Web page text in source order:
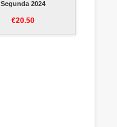
Segunda 2024
€20.50